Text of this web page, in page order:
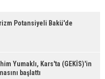
Potansiyeli Bakü'de
Yumaklı, Kars'ta (GEKİS)'in
başlattı